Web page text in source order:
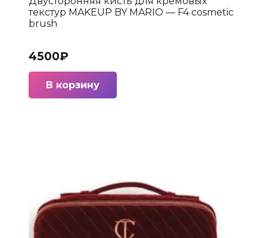
текстур MAKEUP BY MARIO — F4 cosmetic
brush
4500₽
В корзину